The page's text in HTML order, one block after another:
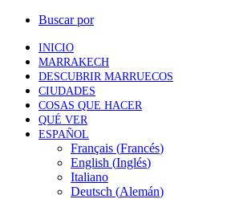
Buscar por
INICIO
MARRAKECH
DESCUBRIR MARRUECOS
CIUDADES
COSAS QUE HACER
QUÉ VER
ESPAÑOL
Français (Francés)
English (Inglés)
Italiano
Deutsch (Alemán)